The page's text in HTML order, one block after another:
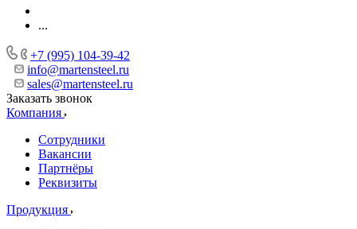
...
+7 (995) 104-39-42
info@martensteel.ru
sales@martensteel.ru
Заказать звонок
Компания
Сотрудники
Вакансии
Партнёры
Реквизиты
Продукция